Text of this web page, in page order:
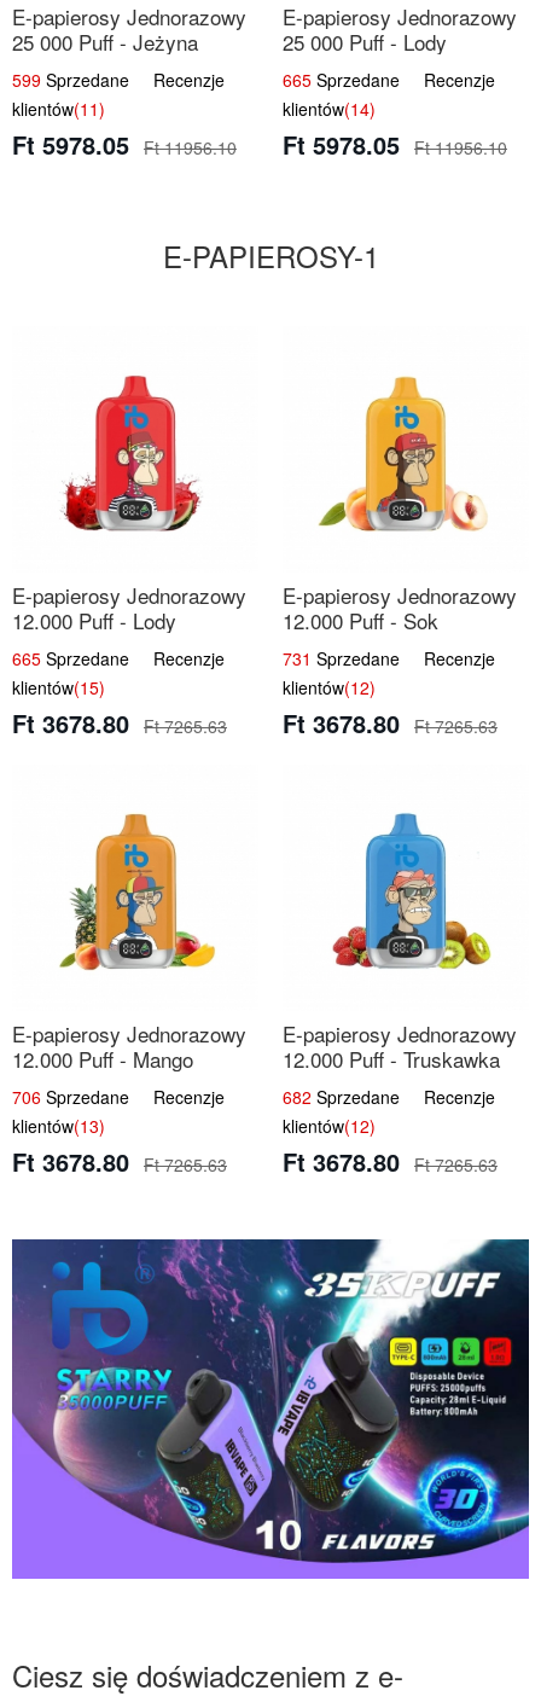
E-papierosy Jednorazowy
25 000 Puff - Jeżyna
Jagoda | Leśne Owoce
599 Sprzedane Recenzje
klientów(11)
Ft 5978.05 Ft 11956.10
E-papierosy Jednorazowy
25 000 Puff - Lody
Jagodowe | Kremowy
Smak
665 Sprzedane Recenzje
klientów(14)
Ft 5978.05 Ft 11956.10
E-PAPIEROSY-1
E-papierosy Jednorazowy
12.000 Puff - Lody
Arbuzowe | Orzeźwiający
Smak
665 Sprzedane Recenzje
klientów(15)
Ft 3678.80 Ft 7265.63
E-papierosy Jednorazowy
12.000 Puff - Sok
Brzoskwiniowy | Owocowa
Świeżość
731 Sprzedane Recenzje
klientów(12)
Ft 3678.80 Ft 7265.63
E-papierosy Jednorazowy
12.000 Puff - Mango
Ananas Brzoskwinia |
Tropikalna Mieszanka
706 Sprzedane Recenzje
klientów(13)
Ft 3678.80 Ft 7265.63
E-papierosy Jednorazowy
12.000 Puff - Truskawka
Kiwi | Owocowa
Równowaga
682 Sprzedane Recenzje
klientów(12)
Ft 3678.80 Ft 7265.63
Ciesz się doświadczeniem z e-